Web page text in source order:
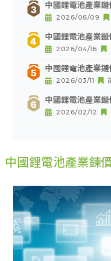
中國鋰電池產業
2026/06/09
中國鋰電池產業
2026/04/16
中國鋰電池產業
2026/03/11
中國鋰電池產業
2026/02/12
中國鋰電池產業鍊